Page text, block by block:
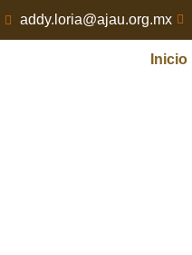
addy.loria@ajau.org.mx
Inicio